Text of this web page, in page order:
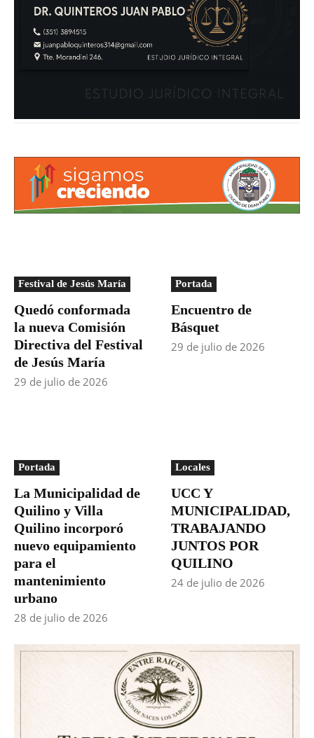
Festival de Jesús María
Quedó conformada
la nueva Comisión
Directiva del Festival
de Jesús María
29 de julio de 2026
Portada
Encuentro de
Básquet
29 de julio de 2026
Portada
La Municipalidad de
Quilino y Villa
Quilino incorporó
nuevo equipamiento
para el
mantenimiento
urbano
28 de julio de 2026
Locales
UCC Y
MUNICIPALIDAD,
TRABAJANDO
JUNTOS POR
QUILINO
24 de julio de 2026